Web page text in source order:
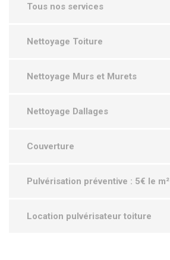
Tous nos services
Nettoyage Toiture
Nettoyage Murs et Murets
Nettoyage Dallages
Couverture
Pulvérisation préventive : 5€ le m²
Location pulvérisateur toiture